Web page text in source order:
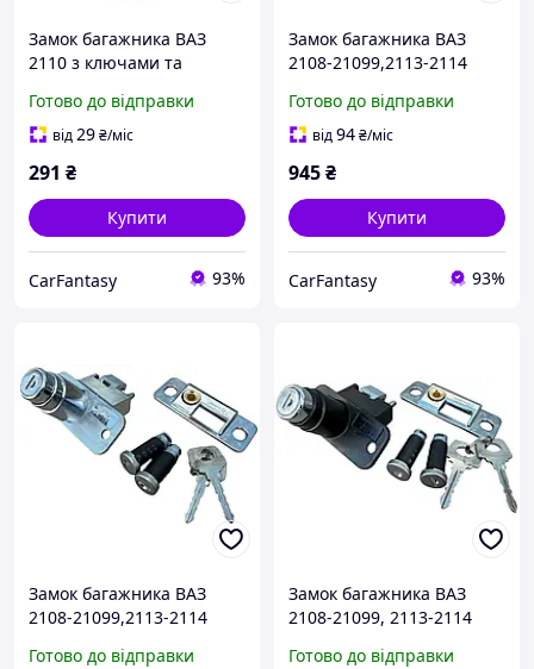
Замок багажника ВАЗ
2110 з ключами та
Готово до відправки
від29₴/міс
291 ₴
Купити
CarFantasy 93%
Замок багажника ВАЗ
2108-21099,2113-2114
ущільнювач)
Готово до відправки
від94₴/міс
945₴
Купити
CarFantasy 93%
Замок багажника ВАЗ
2108-21099,2113-2114
Готово до відправки
Замок багажника ВАЗ
2108-21099, 2113-2114
Готово до відправки